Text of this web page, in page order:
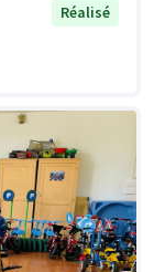
Réalisé